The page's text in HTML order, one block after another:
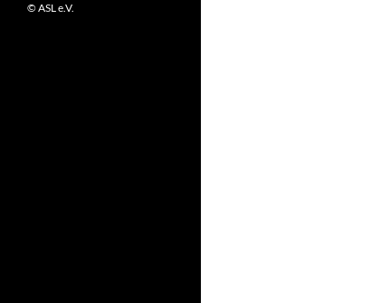
© ASL e.V.